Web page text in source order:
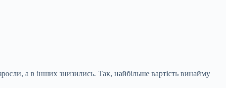
а в інших знизились. Так, найбільше вартість винайму